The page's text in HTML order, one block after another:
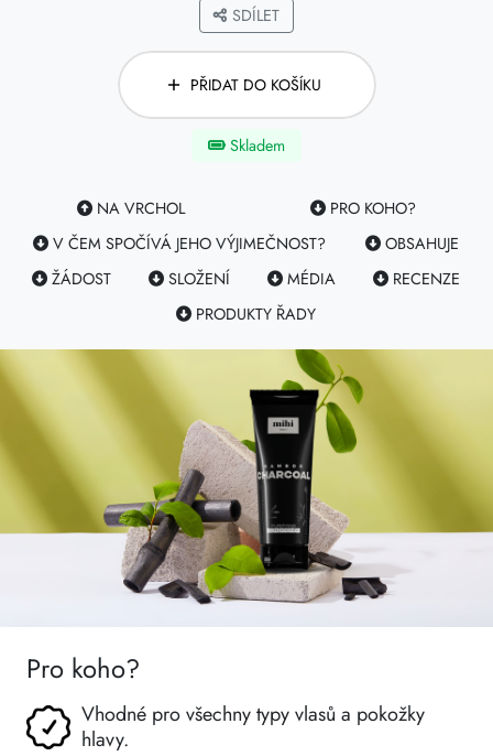
SDÍLET
PŘIDAT DO KOŠÍKU
Skladem
NA VRCHOL
PRO KOHO?
V ČEM SPOČÍVÁ JEHO VÝJIMEČNOST?
OBSAHUJE
ŽÁDOST
SLOŽENÍ MÉDIA
RECENZE
PRODUKTY ŘADY
Pro koho?
Vhodné pro všechny typy vlasů a pokožky
hlavy.